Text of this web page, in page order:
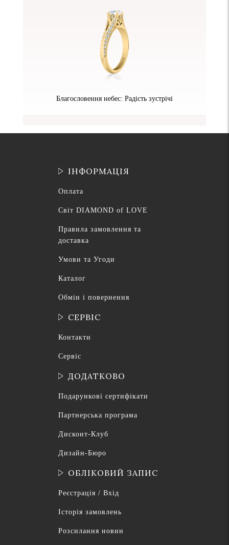
Благословення небес: Радість зустрічі
ІНФОРМАЦІЯ
Оплата
Світ DIAMOND of LOVE
Правила замовлення та
доставка
Умови та Угоди
Каталог
Обмін і повернення
СЕРВІС
Контакти
Сервіс
ДОДАТКОВО
Подарункові сертифікати
Партнерська програма
Дисконт-Клуб
Дизайн-Бюро
ОБЛІКОВИЙ ЗАПИС
Реєстрація / Вхід
Історія замовлень
Розсилання новин